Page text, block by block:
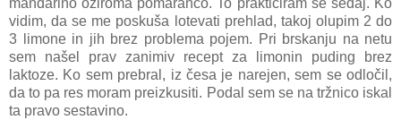
vidim, da se me poskuša lotevati prehlad, takoj olupim 2 do
3 limone in jih brez problema pojem. Pri brskanju na netu
sem našel prav zanimiv recept za limonin puding brez
laktoze. Ko sem prebral, iz česa je narejen, sem se odločil,
da to pa res moram preizkusiti. Podal sem se na tržnico iskal
ta pravo sestavino.